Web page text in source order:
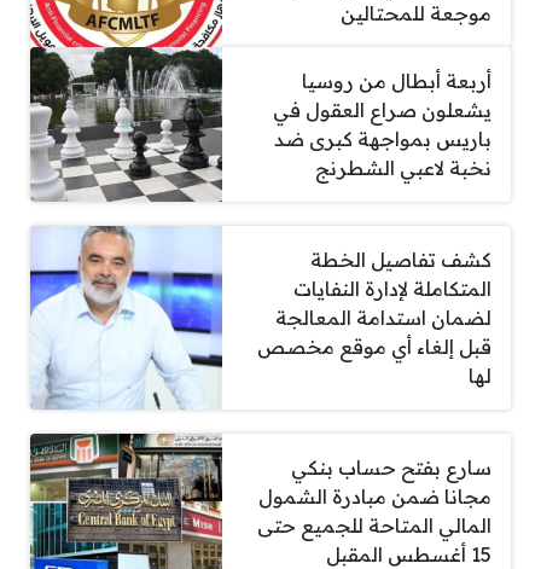
موجعة للمحتالين
أربعة أبطال من روسيا
يشعلون صراع العقول في
باريس بمواجهة كبرى ضد
نخبة لاعبي الشطرنج
كشف تفاصيل الخطة
المتكاملة لإدارة النفايات
لضمان استدامة المعالجة
قبل إلغاء أي موقع مخصص
لها
سارع بفتح حساب بنكي
مجانا ضمن مبادرة الشمول
المالي المتاحة للجميع حتى
15 أغسطس المقبل